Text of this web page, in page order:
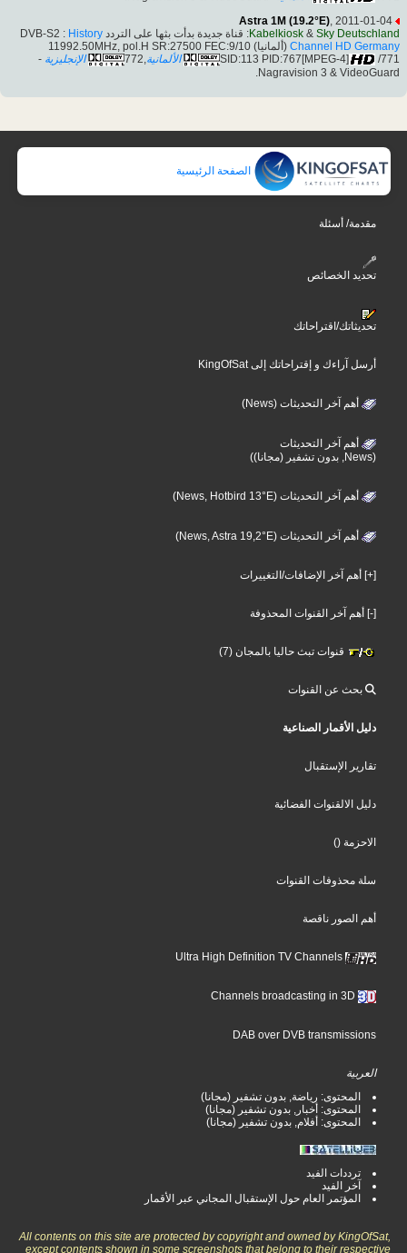
Astra 1M (19.2°E) , 2011-01-04
Kabelkiosk & Sky Deutschland : قناة جديدة بدأت بثها على التردد DVB-S2 : History
Channel HD Germany
(ألمانيا) 11992.50MHz, pol.H SR:27500 FEC:9/10
SID:113 PID:767[MPEG-4]
/771 الألمانية الإنجليزية -
Nagravision 3 & VideoGuard.
الصفحة الرئيسية
مقدمة/ أسئلة
تحديد الخصائص
تحديثاتك/اقتراحاتك
أرسل آراءك و إقتراحاتك إلى KingOfSat
أهم آخر التحديثات (News)
أهم آخر التحديثات
(News, بدون تشفير (مجانا))
أهم آخر التحديثات (News, Hotbird 13°E)
أهم آخر التحديثات (News, Astra 19,2°E)
[+] أهم آخر الإضافات/التغييرات
[-] أهم آخر القنوات المحذوفة
قنوات تبث حاليا بالمجان (7)
بحث عن القنوات
دليل الأقمار الصناعية
تقارير الإستقبال
دليل الالقنوات الفضائية
الاحزمة ()
سلة محذوفات القنوات
أهم الصور ناقصة
Ultra High Definition TV Channels
DAB over DVB transmissions
العربية
المحتوى: رياضة, بدون تشفير (مجانا)
المحتوى: أخبار, بدون تشفير (مجانا)
المحتوى: أفلام, بدون تشفير (مجانا)
ترددات الفيد
آخر الفيد
المؤتمر العام حول الإستقبال المجاني عبر الأقمار
All contents on this site are protected by copyright and owned by KingOfSat,
except contents shown in some screenshots that belong to their respective